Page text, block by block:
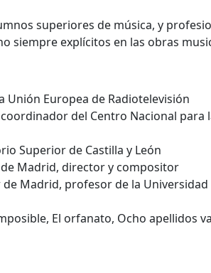
superiores de música, y
siempre explícitos en las obras
Unión Europea de Radiotelevisión
del Centro Nacional para
Superior de Castilla y León
Madrid, director y compositor
Madrid, profesor de la Universidad
El orfanato, Ocho apellidos